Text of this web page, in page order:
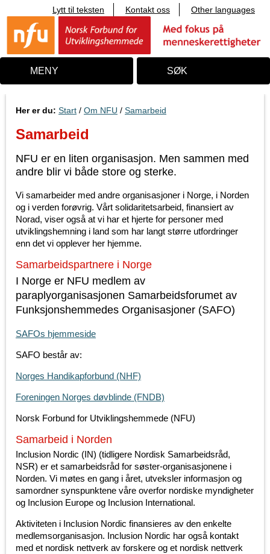
i
n
o
Lytt til teksten Kontakt oss Other languages
MENY SØK
Her er du: Start / Om NFU / Samarbeid
Samarbeid
NFU er en liten organisasjon. Men sammen med
andre blir vi både store og sterke.
Vi samarbeider med andre organisasjoner i Norge, i Norden
og i verden forøvrig. Vårt solidaritetsarbeid, finansiert av
Norad, viser også at vi har et hjerte for personer med
utviklingshemning i land som har langt større utfordringer
enn det vi opplever her hjemme.
Samarbeidspartnere i Norge
I Norge er NFU medlem av
paraplyorganisasjonen Samarbeidsforumet av
Funksjonshemmedes Organisasjoner (SAFO)
SAFOs hjemmeside
SAFO består av:
Norges Handikapforbund (NHF)
Foreningen Norges døvblinde (FNDB)
Norsk Forbund for Utviklingshemmede (NFU)
Samarbeid i Norden
Inclusion Nordic (IN) (tidligere Nordisk Samarbeidsråd,
NSR) er et samarbeidsråd for søster-organisasjonene i
Norden. Vi møtes en gang i året, utveksler informasjon og
samordner synspunktene våre overfor nordiske myndigheter
og Inclusion Europe og Inclusion International.
Aktiviteten i Inclusion Nordic finansieres av den enkelte
medlemsorganisasjon. Inclusion Nordic har også kontakt
med et nordisk nettverk av forskere og et nordisk nettverk